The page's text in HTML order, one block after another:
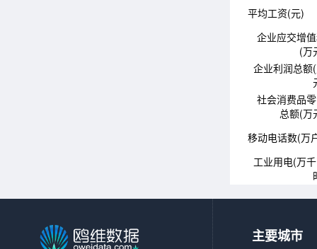
平均工资(元)
企业应交增
(万
企业利润总额
社会消费品
总额(万
移动电话数(万
工业用电(万
主要城市